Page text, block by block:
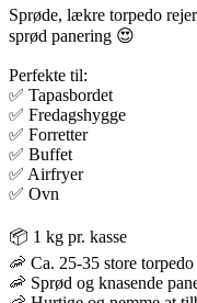
Sprøde, lækre torpedo
sprød panering 😍
Perfekte til:
✅ Tapasbordet
✅ Fredagshygge
✅ Forretter
✅ Buffet
✅ Airfryer
✅ Ovn
📦 1 kg pr. kasse
🦐 Ca. 25-35 store torpedo
🦐 Sprød og knasende